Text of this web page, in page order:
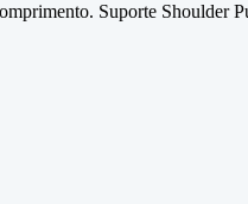
Suporte Shoulder